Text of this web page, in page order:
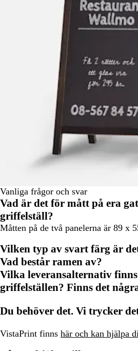
Vanliga frågor och svar
Vad är det för mått på era
griffelställ?
Måtten på de två panelerna är 89 x
Vilken typ av svart färg är
Vad består ramen av?
Vilka leveransalternativ
griffelställen? Finns det
Du behöver det. Vi trycker
VistaPrint finns här och kan hjälpa